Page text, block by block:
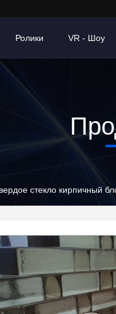
Ролики VR - Шоу
стекло кирпичный